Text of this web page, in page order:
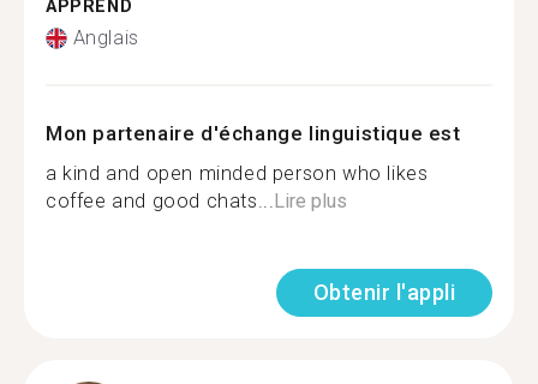
APPREND
Anglais
Mon partenaire d'échange linguistique est
a kind and open minded person who likes
coffee and good chats...Lire plus
Obtenir l'appli